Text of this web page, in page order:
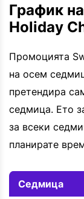
График
Holiday
Промоцията
на осем
претендира
седмица. Ето
за всеки
планирате
Седмица